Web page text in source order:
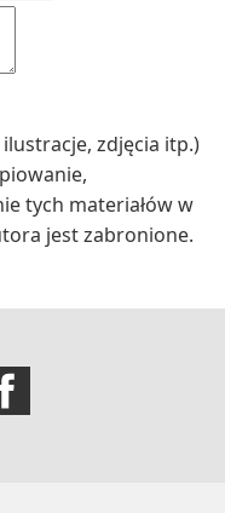
zdjęcia itp.)
tych materiałów w
jest zabronione.